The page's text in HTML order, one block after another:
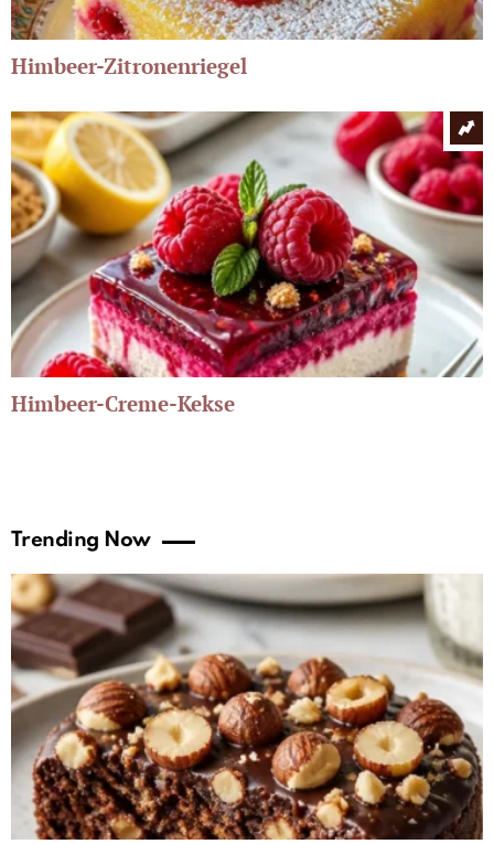
Himbeer-Zitronenriegel
Himbeer-Creme-Kekse
Trending Now